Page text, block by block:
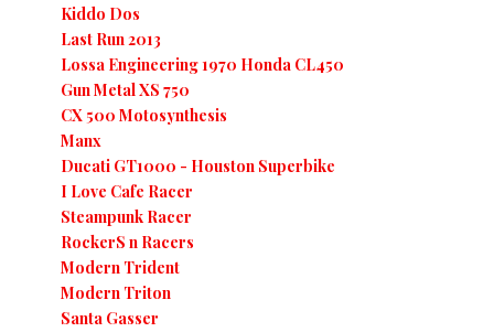
Kiddo Dos
Last Run 2013
Lossa Engineering 1970 Honda CL450
Gun Metal XS 750
CX 500 Motosynthesis
Manx
Ducati GT1000 - Houston Superbike
I Love Cafe Racer
Steampunk Racer
RockerS n Racers
Modern Trident
Modern Triton
Santa Gasser